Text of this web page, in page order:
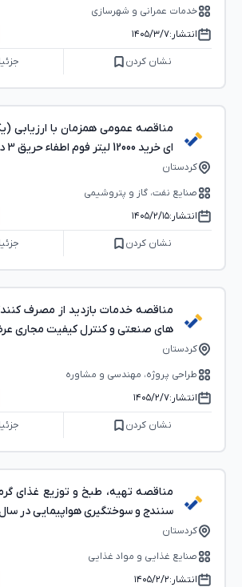
خدمات عمرانی و شهرسازی
انتشار:۱۴۰۵/۳/۷
نشان کردن
مناقصه عمومی همزمان با ارزیابی
ای خرید 12000 لیتر فوم اطفاء حریق 3 درصد FFFP
کردستان
صنایع نفت، گاز و پتروشیمی
انتشار:۱۴۰۵/۲/۱۵
نشان کردن
مناقصه خدمات بازدید از مصرف
های صنعتی و کنترل کیفیت مجاری
کردستان
طراحی پروژه، مهندسی و مشاوره
انتشار:۱۴۰۵/۲/۷
نشان کردن
مناقصه تهیه، طبخ و توزیع غذای گرم
سنندج و سوختگیری هواپیمایی در سال
کردستان
صنایع غذایی و مواد غذایی
انتشار:۱۴۰۵/۲/۲